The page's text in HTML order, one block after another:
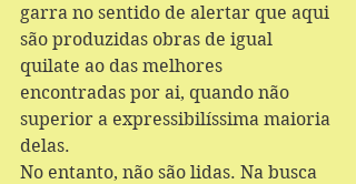
garra no sentido de alertar que aqui
são produzidas obras de igual
quilate ao das melhores
encontradas por ai, quando não
superior a expressibilíssima maioria
delas.
No entanto, não são lidas. Na busca